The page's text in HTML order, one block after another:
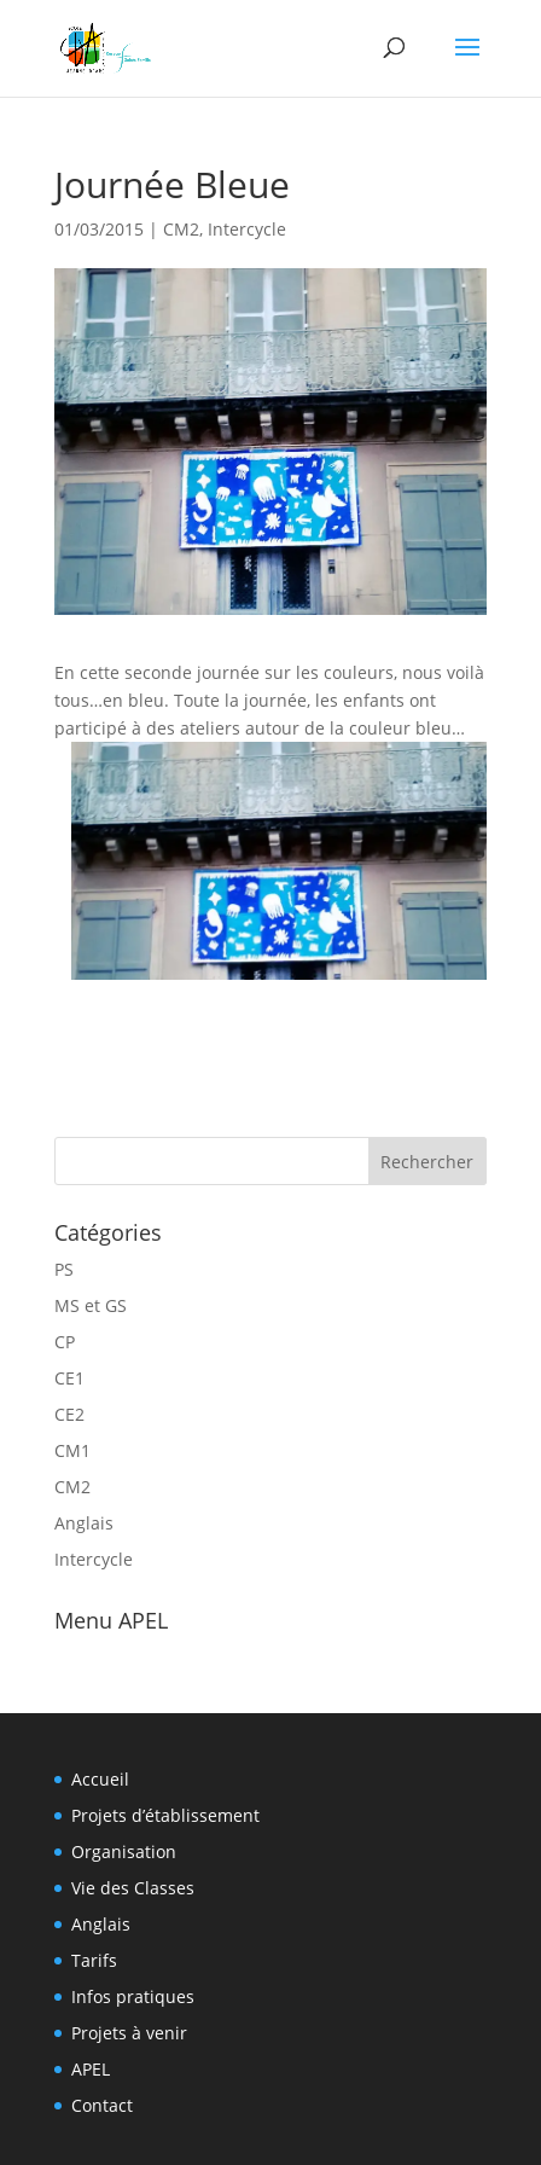
Journée Bleue
01/03/2015 | CM2, Intercycle
En cette seconde journée sur les couleurs, nous voilà
tous…en bleu. Toute la journée, les enfants ont
participé à des ateliers autour de la couleur bleu…
Catégories
PS
MS et GS
CP
CE1
CE2
CM1
CM2
Anglais
Intercycle
Menu APEL
Accueil
Projets d’établissement
Organisation
Vie des Classes
Anglais
Tarifs
Infos pratiques
Projets à venir
APEL
Contact